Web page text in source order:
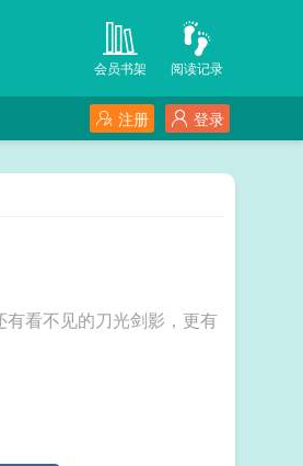
阅读记录
会员书架
登录
注册
看不见的刀光剑影，更有